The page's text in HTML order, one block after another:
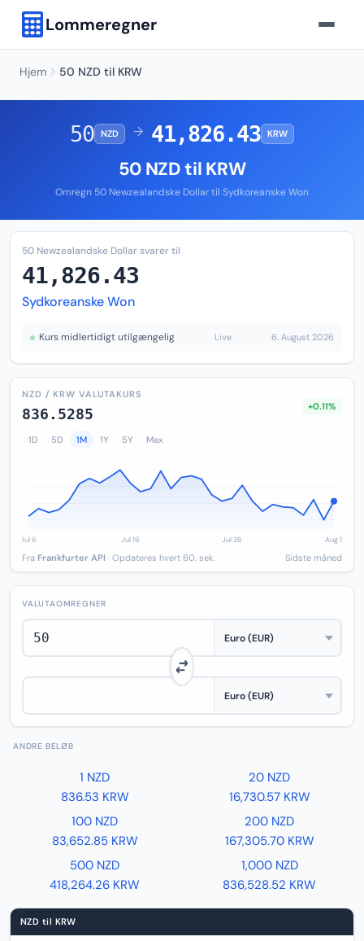
Lommeregner
Hjem 50 NZD til KRW
50 NZD → 41,826.43 KRW
50 NZD til KRW
Omregn 50 Newzealandske Dollar til Sydkoreanske Won
50 Newzealandske Dollar svarer til
41,826.43
Sydkoreanske Won
Kurs midlertidigt utilgængelig Live 6. August 2026
NZD / KRW VALUTAKURS
836.5285 +0.11%
1D 5D 1M 1Y 5Y Max
Fra Frankfurter API · Opdateres hvert 60. sek. Sidste måned
VALUTAOMREGNER
ANDRE BELØB
1 NZD
836.53 KRW
20 NZD
16,730.57 KRW
100 NZD
83,652.85 KRW
200 NZD
167,305.70 KRW
500 NZD
418,264.26 KRW
1,000 NZD
836,528.52 KRW
NZD til KRW